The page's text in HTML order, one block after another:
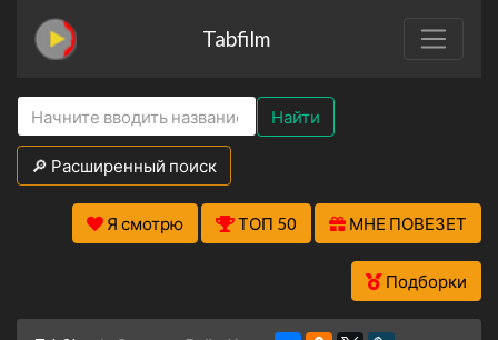
Tabfilm
Найти
🔎 Расширенный поиск
Я смотрю ТОП 50 МНЕ ПОВЕЗЕТ
Подборки